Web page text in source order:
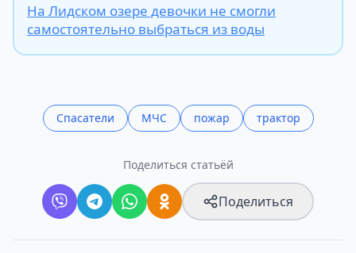
На Лидском озере девочки не смогли
самостоятельно выбраться из воды
Спасатели МЧС пожар трактор
Поделиться статьёй
Поделиться